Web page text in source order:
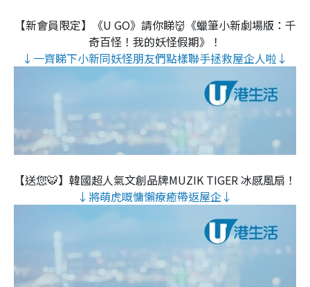
【新會員限定】《U GO》請你睇👹《蠟筆小新劇場版：千
奇百怪！我的妖怪假期》！
↓一齊睇下小新同妖怪朋友們點樣聯手拯救屋企人啦↓
【送您🐯】韓國超人氣文創品牌MUZIK TIGER 冰感風扇！
↓將萌虎嘅慵懶療癒帶返屋企↓